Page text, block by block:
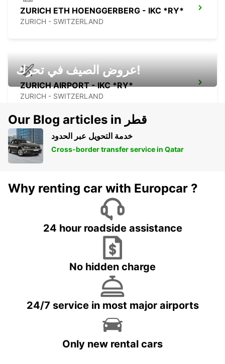
ZURICH ETH HOENGGERBERG - IKC *RY*
ZURICH - SWITZERLAND
ZURICH AIRPORT - IKC *RY*
ZURICH - SWITZERLAND
عروض الصيف في تحرك!
Our Blog articles in قطر
خدمة التحويل عبر الحدود
Cross-border transfer service in Qatar
Why renting car with Europcar ?
24 hour roadside assistance
No hidden charge
24/7 service in most major airports
Only new rental cars